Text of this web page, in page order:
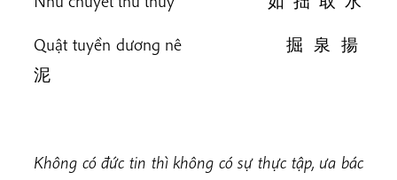
Quật tuyền dương nê 掘 泉 揚
泥
Không có đức tin thì không có sự thực tập, ưa bác